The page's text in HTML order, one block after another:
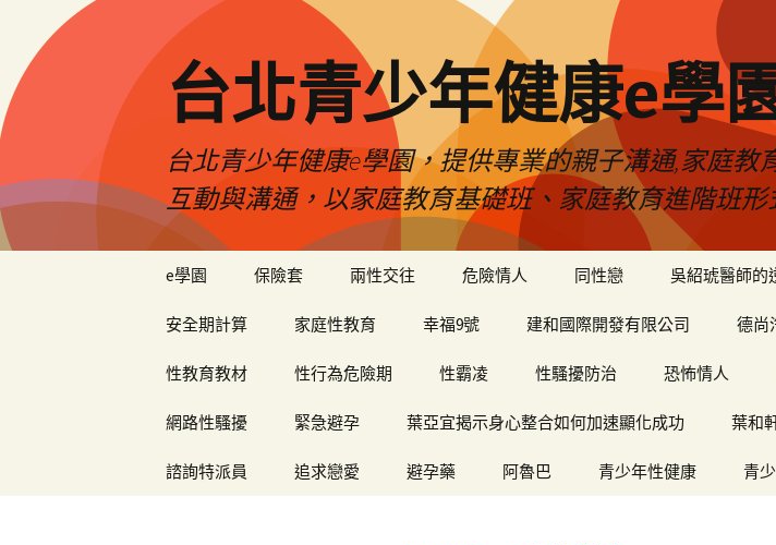
台北青少年健康e學
台北青少年健康e學園，提供專業的親子溝通,家庭
互動與溝通，以家庭教育基礎班、家庭教育進階班形
e學園 保險套 兩性交往 危險情人 同性戀 吳紹琥醫師的
安全期計算 家庭性教育 幸福9號 建和國際開發有限公司 德尚
性教育教材 性行為危險期 性霸凌 性騷擾防治 恐怖情人
網路性騷擾 緊急避孕 葉亞宜揭示身心整合如何加速顯化成功 葉和
諮詢特派員 追求戀愛 避孕藥 阿魯巴 青少年性健康 青